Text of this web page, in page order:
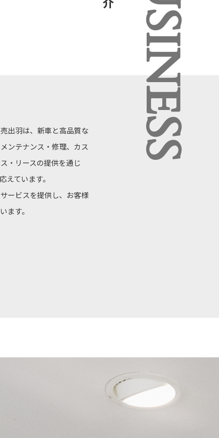
BUSINESS
出羽は、新車と高品質な
ンテナンス・修理、カス
・リースの提供を通じ
えています。
ービスを提供し、お客様
ます。